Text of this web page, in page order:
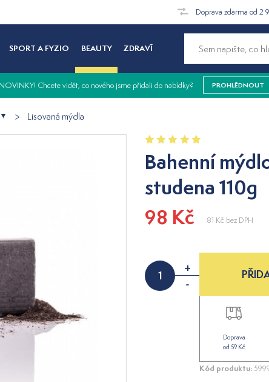
Doprava zdarma od 2
SPORT A FYZIO BEAUTY ZDRAVÍ
NOVINKY! Chcete vidět, co nového jsme přidali do nabídky? PROHLÉDNOUT
Lisovaná mýdla
Bahenní
studena 110g
98 Kč
81 Kč bez DPH
+
-
Doprava
od 59 Kč
Kód produktu: